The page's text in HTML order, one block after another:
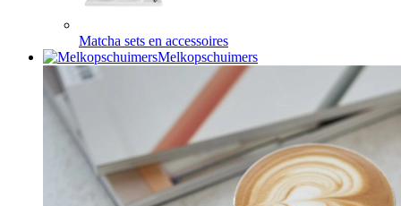
Matcha sets en accessoires
Melkopschuimers